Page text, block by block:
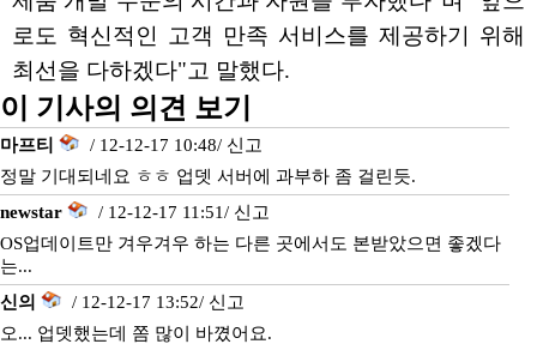
로도 혁신적인 고객 만족 서비스를 제공하기 위해
최선을 다하겠다"고 말했다.
이 기사의 의견 보기
마프티 / 12-12-17 10:48/ 신고
정말 기대되네요 ㅎㅎ 업뎃 서버에 과부하 좀 걸린듯.
newstar
/ 12-12-17 11:51/ 신고
OS업데이트만 겨우겨우 하는 다른 곳에서도 본받았으면 좋겠다
는...
신의
/ 12-12-17 13:52/ 신고
오... 업뎃했는데 쫌 많이 바꼈어요.